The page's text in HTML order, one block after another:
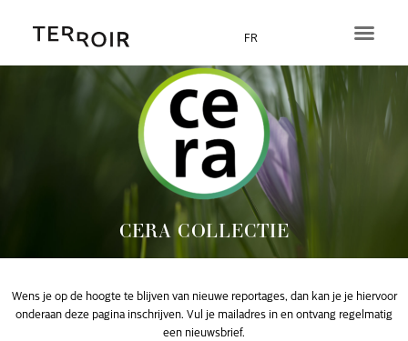
inhoud
FR
CERA COLLECTIE
Wens je op de hoogte te blijven van nieuwe reportages, dan kan je je hiervoor
onderaan deze pagina inschrijven. Vul je mailadres in en ontvang regelmatig
een nieuwsbrief.